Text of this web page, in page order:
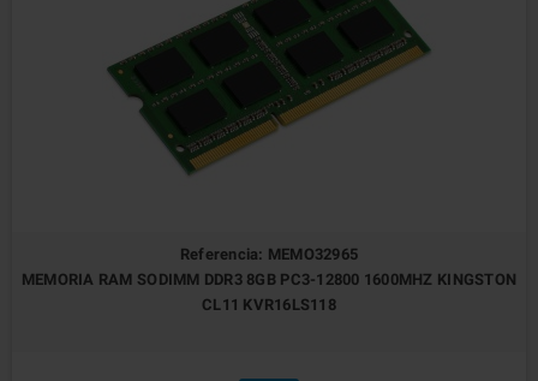
Referencia: MEMO32965
MEMORIA RAM SODIMM DDR3 8GB PC3-12800 1600MHZ KINGSTON
CL11 KVR16LS118